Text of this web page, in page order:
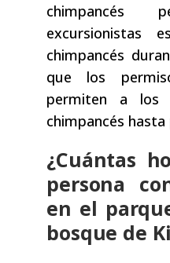
excursionistas
chimpancés
que los
permiten a los
chimpancés
¿Cuántas
persona
en el
bosque de